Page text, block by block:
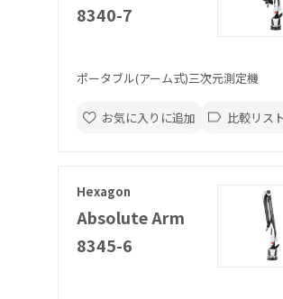
8340-7
ポータブル(アーム式)三次元測定機
お気に入りに追加 比較リス
Hexagon
Absolute Arm
8345-6